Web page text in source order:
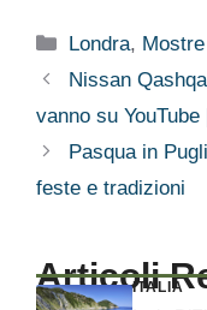
Categorie
Londra, Mostre
Nissan
vanno su YouTube
Pasqua in
feste e tradizioni
ArticoliITALIA